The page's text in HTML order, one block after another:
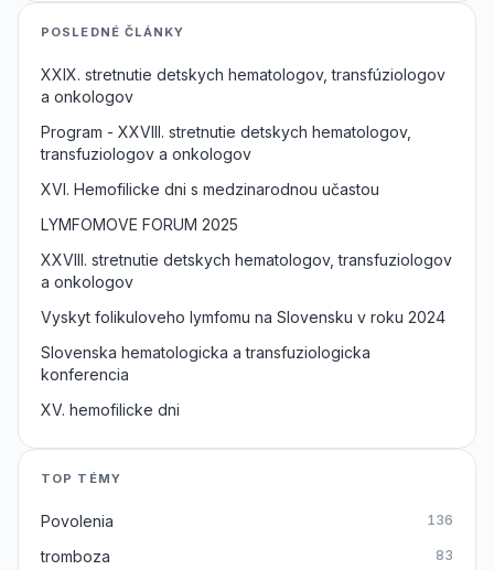
POSLEDNÉ ČLÁNKY
XXIX. stretnutie detskych hematologov, transfúziologov
a onkologov
Program - XXVIII. stretnutie detskych hematologov,
transfuziologov a onkologov
XVI. Hemofilicke dni s medzinarodnou učastou
LYMFOMOVE FORUM 2025
XXVIII. stretnutie detskych hematologov, transfuziologov
a onkologov
Vyskyt folikuloveho lymfomu na Slovensku v roku 2024
Slovenska hematologicka a transfuziologicka
konferencia
XV. hemofilicke dni
TOP TÉMY
Povolenia 136
tromboza 83